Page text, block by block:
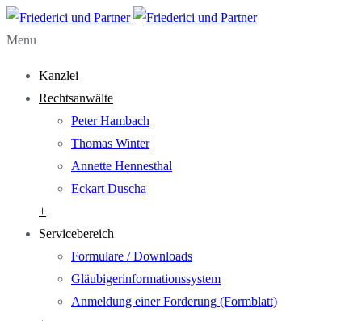
Menu
Kanzlei
Rechtsanwälte
Peter Hambach
Thomas Winter
Annette Hennesthal
Eckart Duscha
+
Servicebereich
Formulare / Downloads
Gläubigerinformationssystem
Anmeldung einer Forderung (Formblatt)